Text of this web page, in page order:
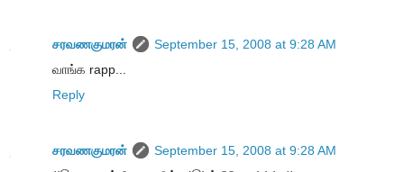
சரவணகுமரன்
September 15, 2008 at 9:28 AM
வாங்க rapp...
Reply
சரவணகுமரன்
September 15, 2008 at 9:28 AM